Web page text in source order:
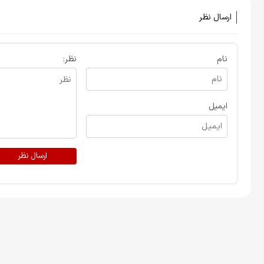
ارسال نظر
نام
ایمیل
نظر:
ارسال نظر